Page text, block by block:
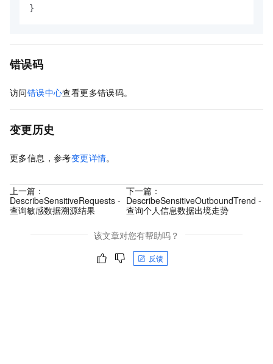
}
错误码
访问错误中心查看更多错误码。
变更历史
更多信息，参考变更详情。
上一篇：
DescribeSensitiveRequests -
查询敏感数据溯源结果
下一篇：
DescribeSensitiveOutboundTrend -
查询个人信息数据出境走势
该文章对您有帮助吗？
反馈